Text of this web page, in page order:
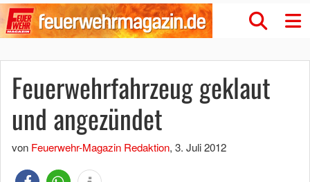
Feuerwehrfahrzeug geklaut
und angezündet
von Feuerwehr-Magazin Redaktion, 3. Juli 2012